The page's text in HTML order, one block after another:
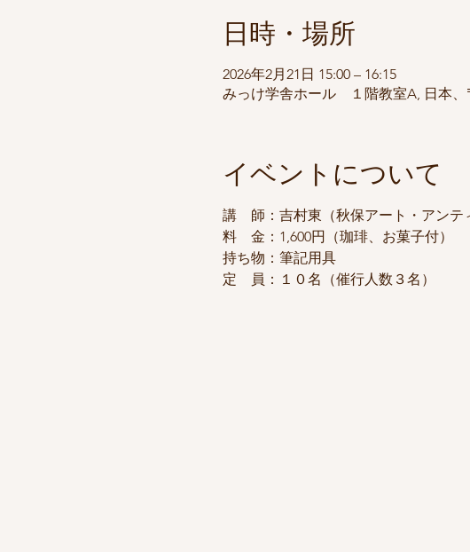
日時・場所
2026年2月21日 15:00 – 16:15
みっけ学舎ホール １階教室A, 日本、
イベントについて
講　師：吉村東（秋保アート・アンテ
料　金：1,600円（珈琲、お菓子付）
持ち物：筆記用具
定　員：１０名（催行人数３名）